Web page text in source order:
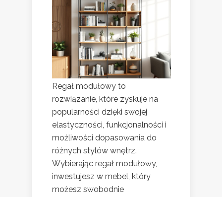
Regał modułowy to
rozwiązanie, które zyskuje na
popularności dzięki swojej
elastyczności, funkcjonalności i
możliwości dopasowania do
różnych stylów wnętrz.
Wybierając regał modułowy,
inwestujesz w mebel, który
możesz swobodnie